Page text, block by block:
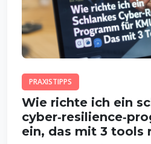
PRAXISTIPPS
Wie richte ich ein
ein, das mit 3 tools